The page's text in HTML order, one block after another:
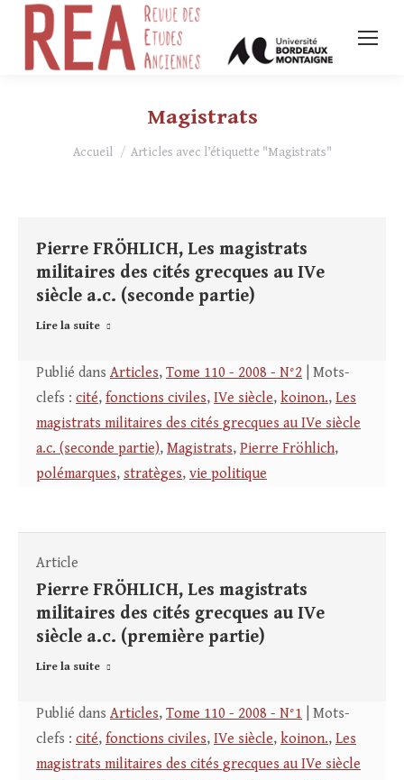
Magistrats
Vous êtes ici :
Accueil Articles avec l’étiquette "Magistrats"
Pierre FRÖHLICH, Les magistrats
militaires des cités grecques au IVe
siècle a.c. (seconde partie)
Lire la suite
Publié dans Articles, Tome 110 - 2008 - N°2 | Mots-
clefs : cité, fonctions civiles, IVe siècle, koinon., Les
magistrats militaires des cités grecques au IVe siècle
a.c. (seconde partie), Magistrats, Pierre Fröhlich,
polémarques, stratèges, vie politique
Article
Pierre FRÖHLICH, Les magistrats
militaires des cités grecques au IVe
siècle a.c. (première partie)
Lire la suite
Publié dans Articles, Tome 110 - 2008 - N°1 | Mots-
clefs : cité, fonctions civiles, IVe siècle, koinon., Les
magistrats militaires des cités grecques au IVe siècle